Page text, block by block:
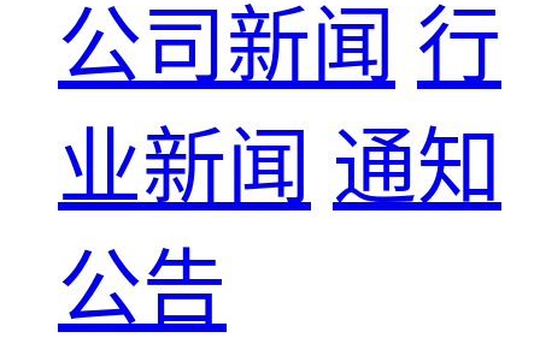
公司新闻 行
业新闻 通知
公告